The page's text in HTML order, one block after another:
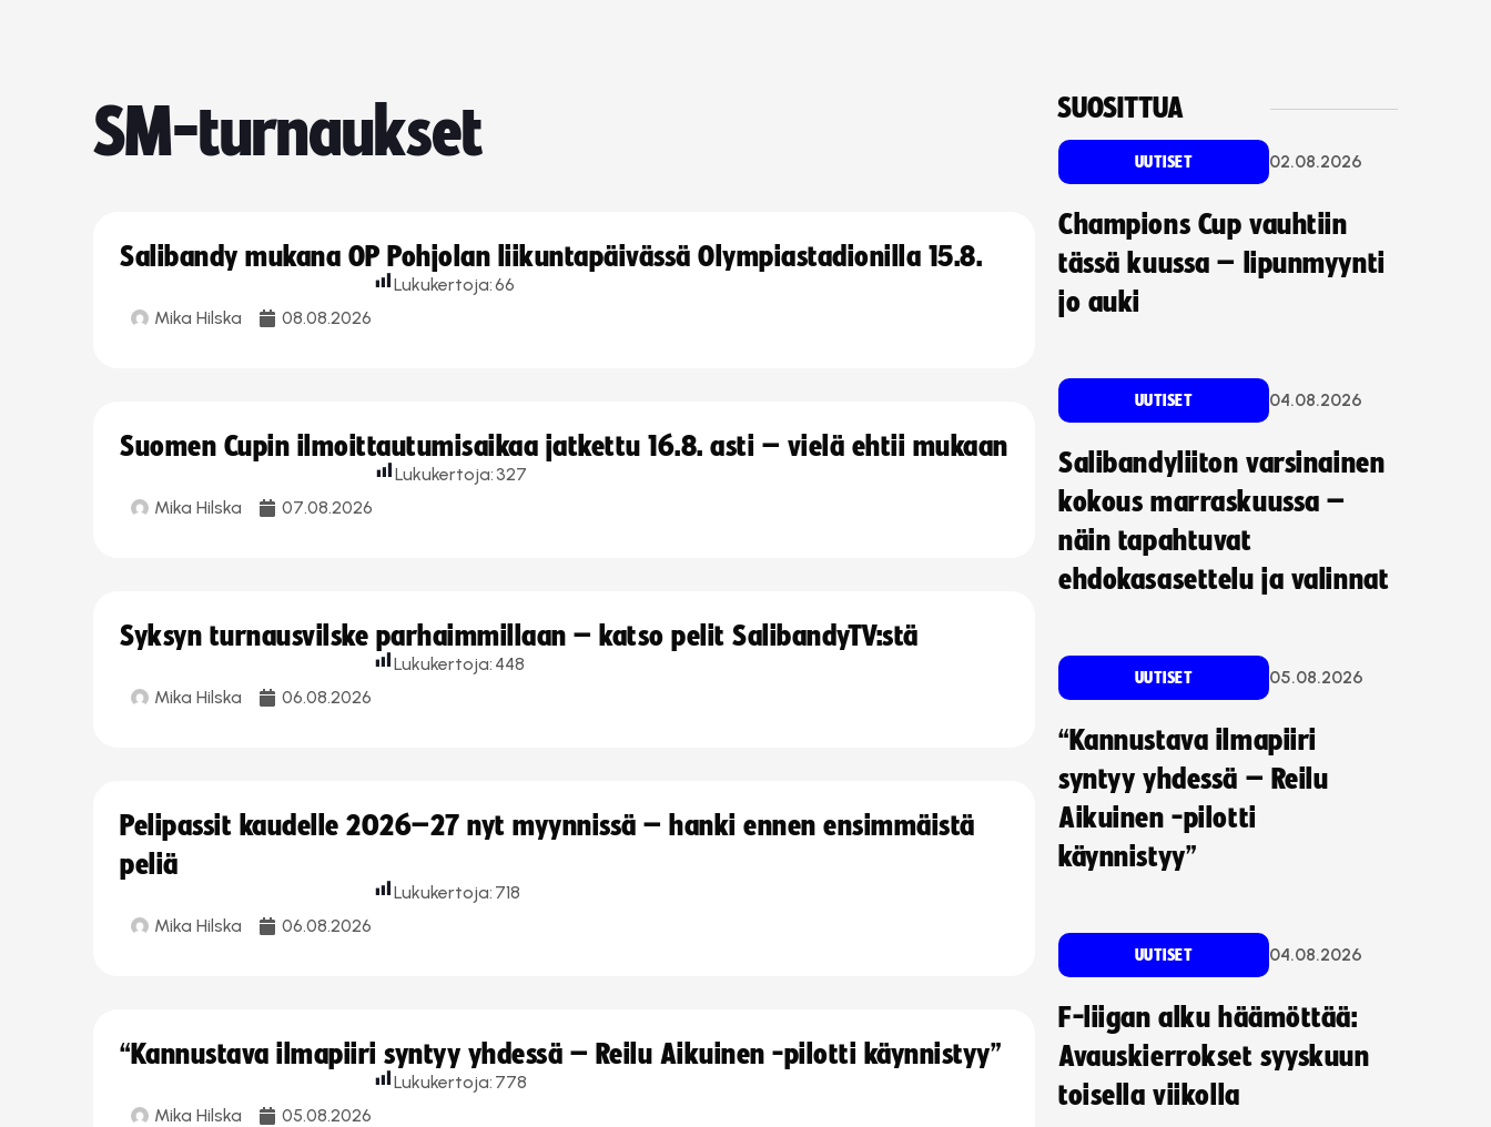
SM-turnaukset
Salibandy mukana OP Pohjolan liikuntapäivässä Olympiastadionilla 15.8.
Mika Hilska 08.08.2026
Lukukertoja:66
Suomen Cupin ilmoittautumisaikaa jatkettu 16.8. asti – vielä ehtii mukaan
Mika Hilska 07.08.2026
Lukukertoja: 327
Syksyn turnausvilske parhaimmillaan – katso pelit SalibandyTV:stä
Mika Hilska 06.08.2026
Lukukertoja: 448
Pelipassit kaudelle 2026–27 nyt myynnissä – hanki ennen ensimmäistä
peliä
Mika Hilska 06.08.2026
Lukukertoja: 718
“Kannustava ilmapiiri syntyy yhdessä – Reilu Aikuinen -pilotti käynnistyy”
Mika Hilska 05.08.2026
Lukukertoja: 778
SUOSITTUA
UUTISET 02.08.2026
Champions Cup vauhtiin
tässä kuussa – lipunmyynti
jo auki
UUTISET 04.08.2026
Salibandyliiton varsinainen
kokous marraskuussa –
näin tapahtuvat
ehdokasasettelu ja valinnat
UUTISET 05.08.2026
“Kannustava ilmapiiri
syntyy yhdessä – Reilu
Aikuinen -pilotti
käynnistyy”
UUTISET 04.08.2026
F-liigan alku häämöttää:
Avauskierrokset syyskuun
toisella viikolla